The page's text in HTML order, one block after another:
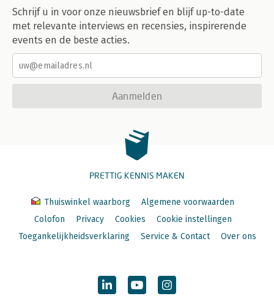
Schrijf u in voor onze nieuwsbrief en blijf up-to-date
met relevante interviews en recensies, inspirerende
events en de beste acties.
Aanmelden
PRETTIG KENNIS MAKEN
Thuiswinkel waarborg
Algemene voorwaarden
Colofon
Privacy Cookies
Cookie instellingen
Toegankelijkheidsverklaring
Service & Contact Over ons